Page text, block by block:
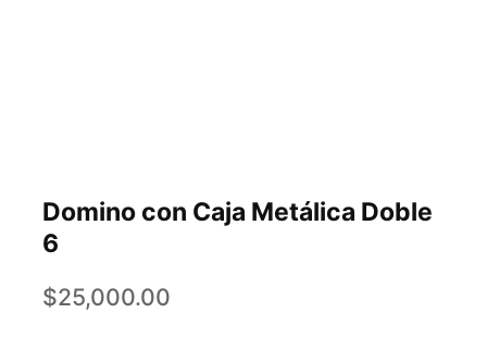
Domino con Caja Metálica Doble
6
$25,000.00